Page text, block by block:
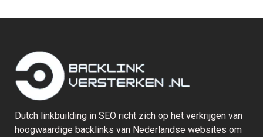
Dutch linkbuilding in SEO richt zich op het verkrijgen van
hoogwaardige backlinks van Nederlandse websites om